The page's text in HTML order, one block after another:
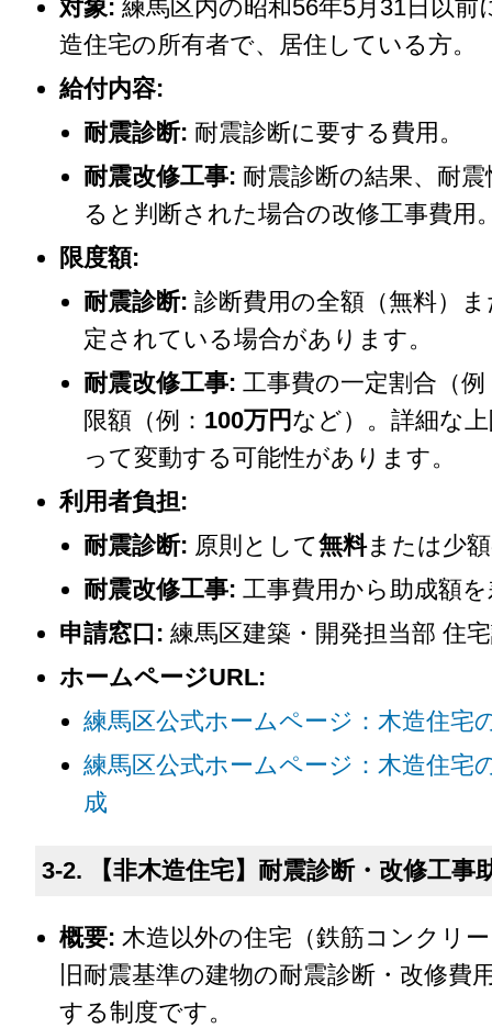
対象: 練馬区内の昭和56年5月31日以前
造住宅の所有者で、居住している方。
給付内容:
耐震診断: 耐震診断に要する費用。
耐震改修工事: 耐震診断の結果、耐
ると判断された場合の改修工事費用
限度額:
耐震診断: 診断費用の全額（無料）
定されている場合があります。
耐震改修工事: 工事費の一定割合（
限額（例： 100万円 など）。詳細な
って変動する可能性があります。
利用者負担:
耐震診断: 原則として無料または少
耐震改修工事: 工事費用から助成額
申請窓口: 練馬区建築・開発担当部 住
ホームページURL:
練馬区公式ホームページ：木造住宅
練馬区公式ホームページ：木造住宅
成
3-2. 【非木造住宅】耐震診断・改修工事
概要: 木造以外の住宅（鉄筋コンクリ
旧耐震基準の建物の耐震診断・改修費
する制度です。